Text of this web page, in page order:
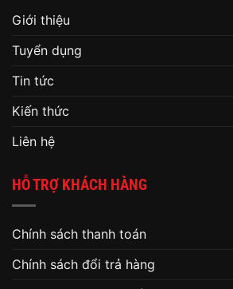
Giới thiệu
Tuyển dụng
Tin tức
Kiến thức
Liên hệ
HỖ TRỢ KHÁCH HÀNG
Chính sách thanh toán
Chính sách đổi trả hàng